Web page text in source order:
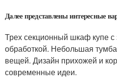
Далее представлены интересные
Трех секционный шкаф купе с
обработкой. Небольшая
вещей. Дизайн прихожей и
современные идеи.